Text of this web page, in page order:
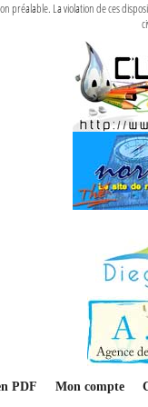
préalable. La violation de ces
PDF Mon compte